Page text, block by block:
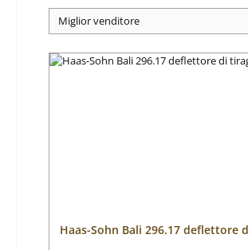
Haas-Sohn Bali 296.17 deflettore